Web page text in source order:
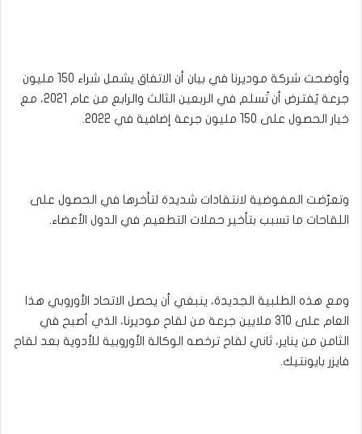
وأوضحت شركة موديرنا في بيان أن الاتفاق يشمل شراء 150 مليون
جرعة يُفترض أن تُسلم في الربعين الثالث والرابع من عام 2021، مع
خيار الحصول على 150 مليون جرعة إضافية في 2022.
وتعرّضت المفوضية لانتقادات شديدة لتأخرها في الحصول على
اللقاحات ما تسبب بتأخير حملات التطعيم في الدول الأعضاء.
ومع هذه الطلبية الجديدة، ينبغي أن يحصل الاتحاد الأوروبي هذا
العام على 310 ملايين جرعة من لقاح موديرنا، الذي أصبح في
الثامن من يناير، ثاني لقاح ترخصه الوكالة الأوروبية للأدوية بعد لقاح
فايزر بايونتيك.